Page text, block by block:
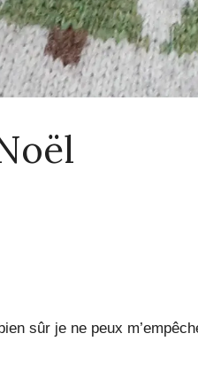
sûr je ne peux